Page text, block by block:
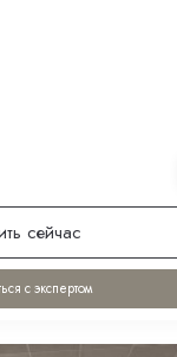
сейчас
с экспертом